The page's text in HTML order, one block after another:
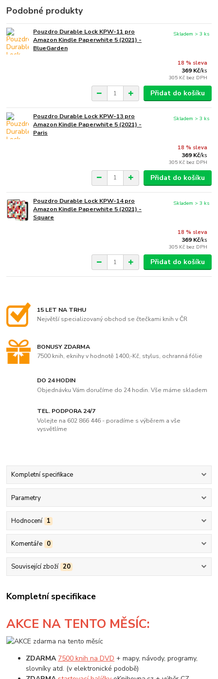
Podobné produkty
Pouzdro Durable Lock KPW-11 pro
Amazon Kindle Paperwhite 5 (2021) -
BlueGarden
18 % sleva
369 Kč/ks
305 Kč bez DPH
Skladem > 3 ks
Přidat do košíku
Pouzdro Durable Lock KPW-13 pro
Amazon Kindle Paperwhite 5 (2021) -
Paris
18 % sleva
369 Kč/ks
305 Kč bez DPH
Skladem > 3 ks
Přidat do košíku
Pouzdro Durable Lock KPW-14 pro
Amazon Kindle Paperwhite 5 (2021) -
Square
18 % sleva
369 Kč/ks
305 Kč bez DPH
Skladem > 3 ks
Přidat do košíku
15 LET NA TRHU
Největší specializovaný obchod se čtečkami knih v ČR
BONUSY ZDARMA
7500 knih, eknihy v hodnotě 1400,-Kč, stylus, ochranná fólie
DO 24 HODIN
Objednávku Vám doručíme do 24 hodin. Vše máme skladem
TEL. PODPORA 24/7
Volejte na 602 866 446 - poradíme s výběrem a vše
vysvětlíme
Kompletní specifikace
Parametry
Hodnocení 1
Komentáře 0
Související zboží 20
Kompletní specifikace
AKCE NA TENTO MĚSÍC:
ZDARMA 7500 knih na DVD + mapy, návody, programy,
slovníky atd. (v elektronické podobě)